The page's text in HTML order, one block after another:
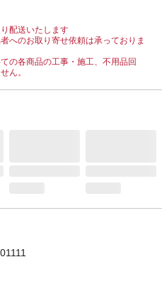
配送いたします
へのお取り寄せ依頼は承っておりま
の各商品の工事・施工、不用品回
ん。